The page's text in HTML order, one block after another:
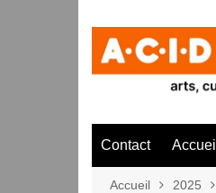
Contact Accueil
Accueil 2025